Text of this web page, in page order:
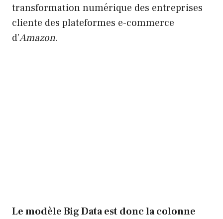
transformation numérique des entreprises
cliente des plateformes e-commerce
d’Amazon.
Le modèle Big Data est donc la colonne